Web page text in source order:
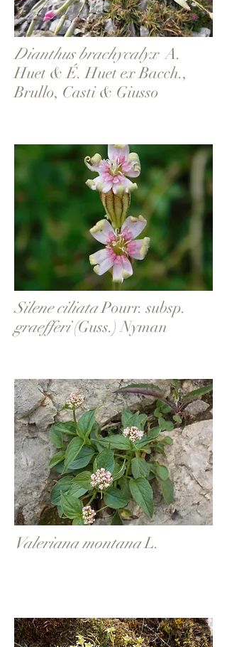
Dianthus brachycalyxA.
Huet & É. Huet ex Bacch.,
Brullo, Casti & Giusso
Silene ciliataPourr. subsp.
graefferi(Guss.) Nyman
Valeriana montanaL.